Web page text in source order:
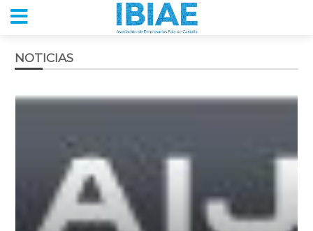
NOTICIAS